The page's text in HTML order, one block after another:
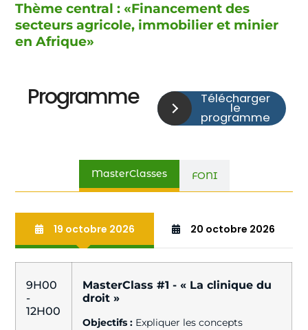
Thème central : «Financementdes
secteurs agricole, immobilier et minier
en Afrique»
Programme Télécharger
le
programme
MasterClasses FONI
19 octobre 2026 20 octobre 2026
9H00
-
12H00
MasterClass #1 - « La clinique du
droit »
Objectifs : Expliquer les concepts